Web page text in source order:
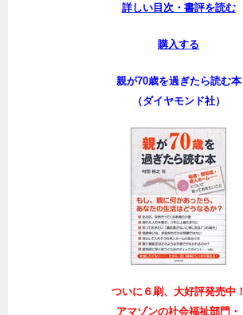
詳しい目次・書評を読む
購入する
親が70歳を過ぎたら読む本
（ダイヤモンド社）
ついに６刷、大好評発売中！
アマゾンの社会福祉部門・